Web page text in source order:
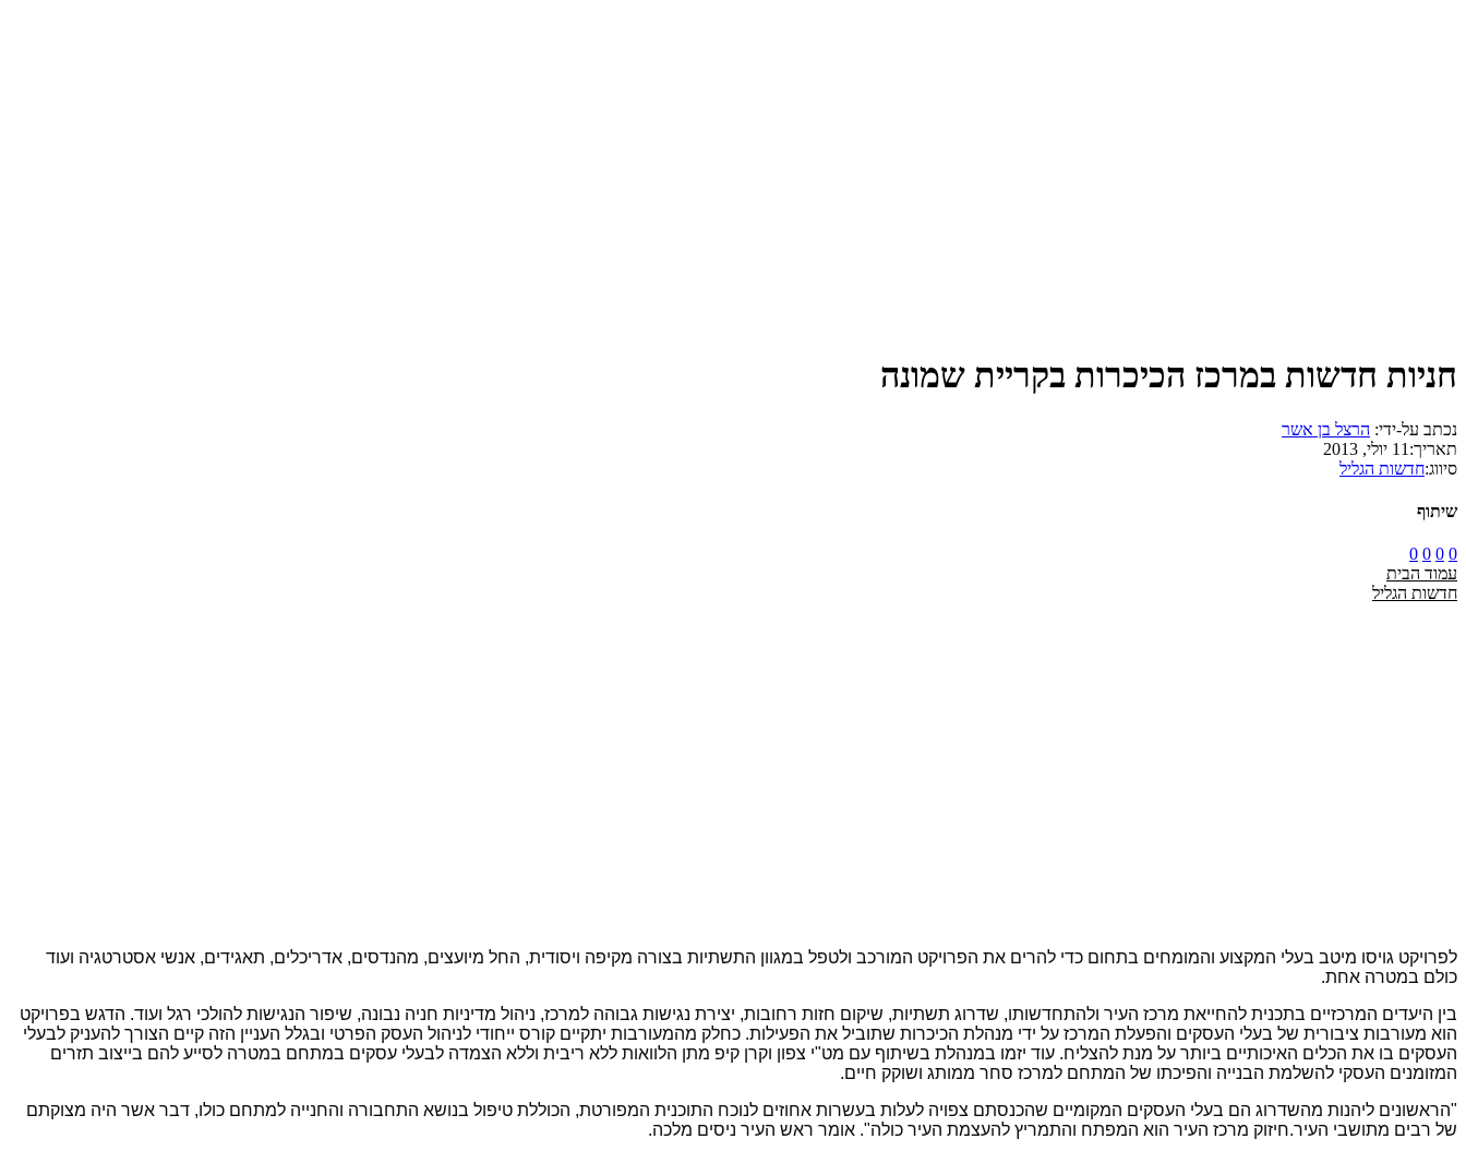
חניות חדשות במרכז הכיכרות בקריית שמונה
נכתב על-ידי: הרצל בן אשר
תאריך: 11 יולי, 2013
סיווג:חדשות הגליל
שיתוף
0
0
0
0
עמוד הבית
חדשות הגליל
לפרויקט גויסו מיטב בעלי המקצוע והמומחים בתחום כדי להרים את הפרויקט המורכב ולטפל במגוון התשתיות בצורה מקיפה ויסודית, החל מיועצים, מהנדסים, אדריכלים, תאגידים, אנשי אסטרטגיה ועוד
כולם במטרה אחת.
בין היעדים המרכזיים בתכנית להחייאת מרכז העיר ולהתחדשותו, שדרוג תשתיות, שיקום חזות רחובות, יצירת נגישות גבוהה למרכז, ניהול מדיניות חניה נבונה, שיפור הנגישות להולכי רגל ועוד. הדגש בפרויקט
הוא מעורבות ציבורית של בעלי העסקים והפעלת המרכז על ידי מנהלת הכיכרות שתוביל את הפעילות. כחלק מהמעורבות יתקיים קורס ייחודי לניהול העסק הפרטי ובגלל העניין הזה קיים הצורך להעניק לבעלי
העסקים בו את הכלים האיכותיים ביותר על מנת להצליח. עוד יזמו במנהלת בשיתוף עם מט"י צפון וקרן קיפ מתן הלוואות ללא ריבית וללא הצמדה לבעלי עסקים במתחם במטרה לסייע להם בייצוב תזרים
המזומנים העסקי להשלמת הבנייה והפיכתו של המתחם למרכז סחר ממותג ושוקק חיים.
"הראשונים ליהנות מהשדרוג הם בעלי העסקים המקומיים שהכנסתם צפויה לעלות בעשרות אחוזים לנוכח התוכנית המפורטת, הכוללת טיפול בנושא התחבורה והחנייה למתחם כולו, דבר אשר היה מצוקתם
של רבים מתושבי העיר.חיזוק מרכז העיר הוא המפתח והתמריץ להעצמת העיר כולה". אומר ראש העיר ניסים מלכה.